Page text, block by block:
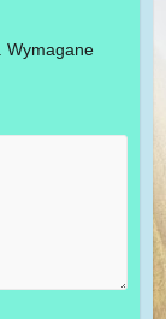
Wymagane